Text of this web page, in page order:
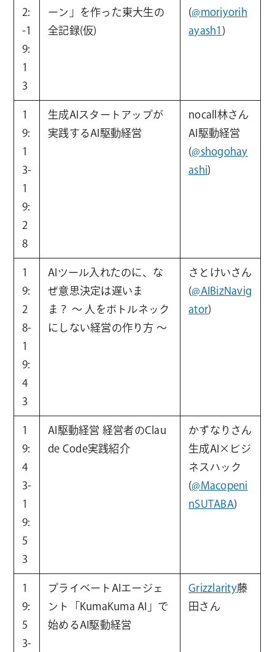
2:
-1
9:
1
3
ーン」を作った東大生の
全記録(仮)
(@moriyorih
ayash1 )
1
9:
1
3-
1
9:
2
8
生成AIスタートアップが
実践するAI駆動経営
nocall林さん
AI駆動経営
(@shogohay
ashi)
1
9:
2
8-
1
9:
4
3
AIツール入れたのに、な
ぜ意思決定は遅いま
ま？ 〜 人をボトルネック
にしない経営の作り方 〜
さとけいさん
(@AIBizNavig
ator)
1
9:
4
3-
1
9:
5
3
AI駆動経営 経営者のClau
de Code実践紹介
かずなりさん
生成AI×ビジ
ネスハック
(@Macopeni
nSUTABA)
1
9:
5
3-
プライベートAIエージェ
ント「KumaKuma AI」で
始めるAI駆動経営
Grizzlarity藤
田さん